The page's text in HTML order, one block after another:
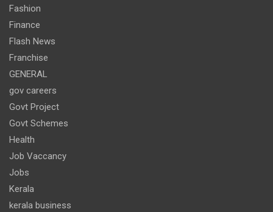
Fashion
Finance
Flash News
Franchise
GENERAL
gov careers
Govt Project
Govt Schemes
Health
Job Vaccancy
Jobs
Kerala
kerala business